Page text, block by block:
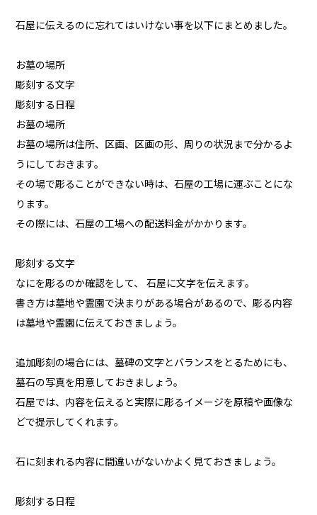
石屋に伝えるのに忘れてはいけない事を以下にまとめました。
お墓の場所
彫刻する文字
彫刻する日程
お墓の場所
お墓の場所は住所、区画、区画の形、周りの状況まで分かるよ
うにしておきます。
その場で彫ることができない時は、石屋の工場に運ぶことにな
ります。
その際には、石屋の工場への配送料金がかかります。
彫刻する文字
なにを彫るのか確認をして、 石屋に文字を伝えます。
書き方は墓地や霊園で決まりがある場合があるので、彫る内容
は墓地や霊園に伝えておきましょう。
追加彫刻の場合には、墓碑の文字とバランスをとるためにも、
墓石の写真を用意しておきましょう。
石屋では、内容を伝えると実際に彫るイメージを原稿や画像な
どで提示してくれます。
石に刻まれる内容に間違いがないかよく見ておきましょう。
彫刻する日程